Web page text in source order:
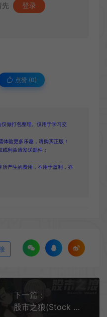
先 登录
点赞 (0)
做打包整理。仅用于学习交
验更多乐趣，请购买正版！
利益请发送邮件：
所产生的费用，不用于盈利，亦
下一篇：
股市之狼(Stock Wolf)点击式炒股模拟游戏|下载